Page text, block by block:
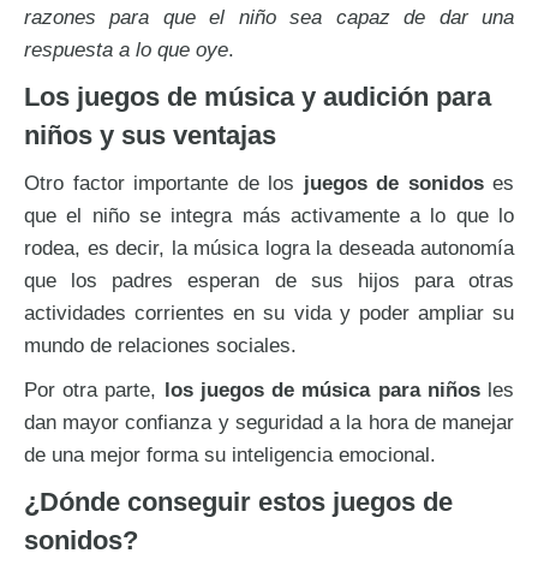
razones para que el niño sea capaz de dar una
respuesta a lo que oye.
Los juegos de música y audición para
niños y sus ventajas
Otro factor importante de los juegos de sonidoses
que el niño se integra más activamente a lo que lo
rodea, es decir, la música logra la deseada autonomía
que los padres esperan de sus hijos para otras
actividades corrientes en su vida y poder ampliar su
mundo de relaciones sociales.
Por otra parte, los juegos de música para niñosles
dan mayor confianza y seguridad a la hora de manejar
de una mejor forma su inteligencia emocional.
¿Dónde conseguir estos juegos de
sonidos?